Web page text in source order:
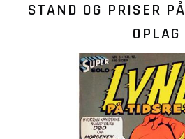
STAND OG PRISER PÅ
OPLAG